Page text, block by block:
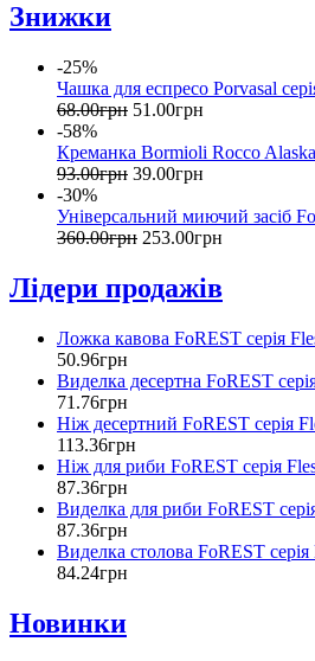
Знижки
-25%
Чашка для еспресо Porvasal
68.00грн 51 .00грн
-58%
Креманка Bormioli Rocco
93.00грн 39.00грн
-30%
Універсальний миючий засіб
360.00грн 253.00грн
Лідери продажів
Ложка кавова FoREST серія
50.96грн
Виделка десертна FoREST
71 .76грн
Ніж десертний FoREST серія
113.36грн
Ніж для риби FoREST серія
87.36грн
Виделка для риби FoREST
87.36грн
Виделка столова FoREST
84.24грн
Новинки